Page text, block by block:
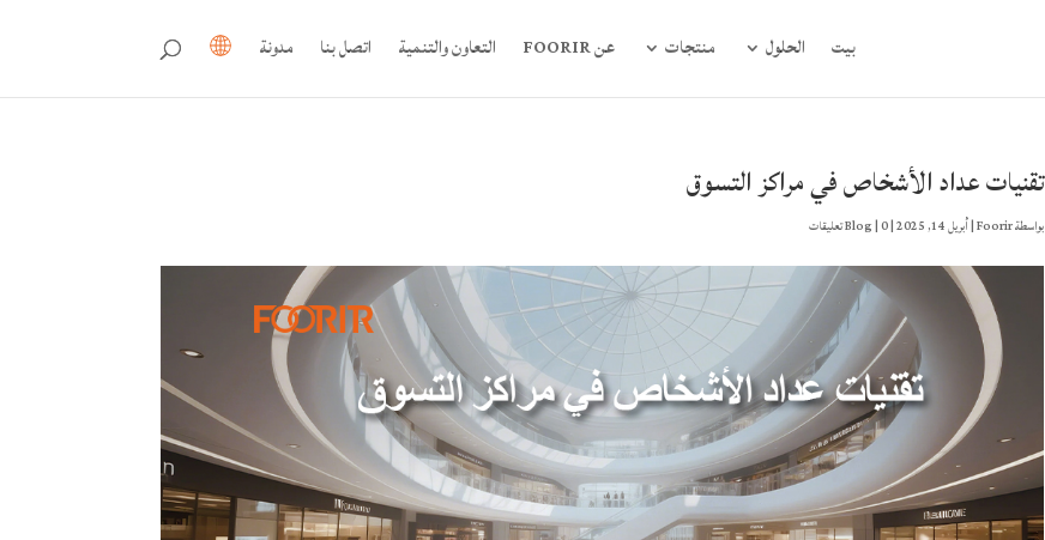
بيت الحلول منتجات عن FOORIR التعاون والتنمية اتصل بنا مدونة
تقنيات عداد الأشخاص في مراكز التسوق
بواسطةFoorir
|أبريل 14, 2025 |
Blog|0 تعليقات